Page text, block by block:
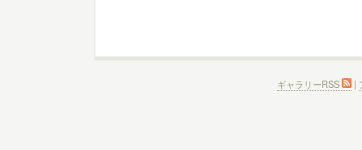
ギャラリーRSS |